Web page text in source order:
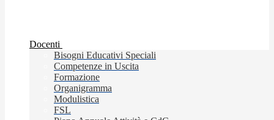
Docenti
Bisogni Educativi Speciali
Competenze in Uscita
Formazione
Organigramma
Modulistica
FSL